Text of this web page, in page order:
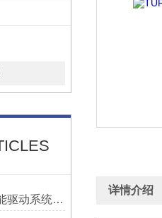
德国SEW减速机在智能驱动系统中变频器、电机、减速机一体化解决方案的优势
详情介绍